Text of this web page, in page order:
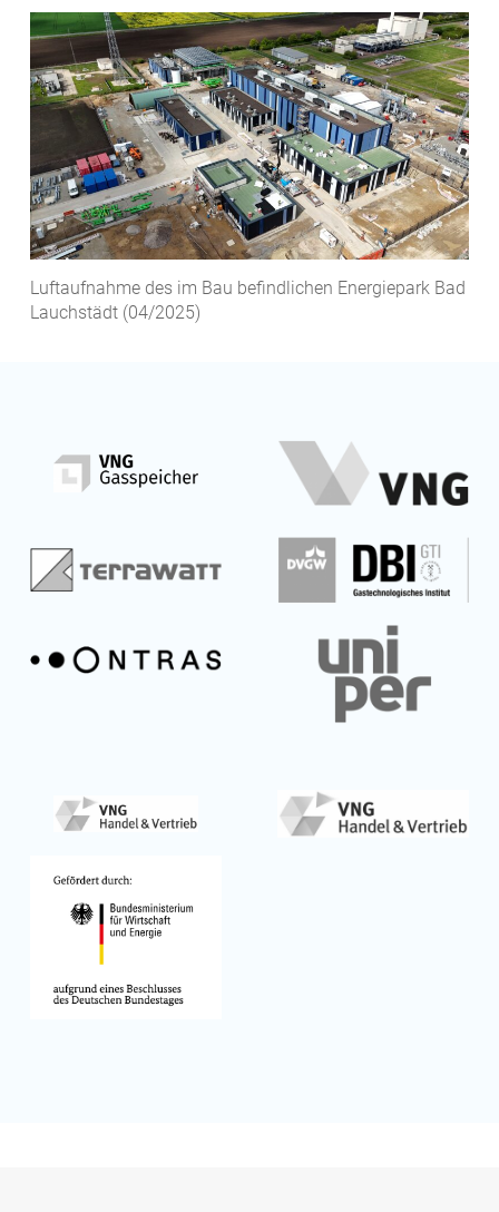
Luftaufnahme des im Bau befindlichen Energiepark Bad
Lauchstädt (04/2025)